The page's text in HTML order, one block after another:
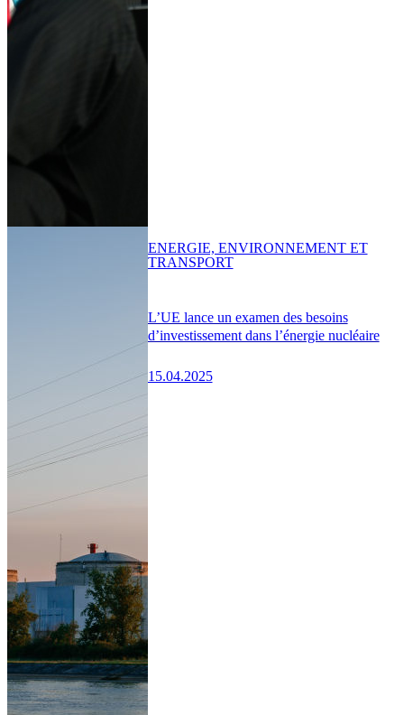
L’UE lance un examen des besoins
d’investissement dans l’énergie nucléaire
15.04.2025
ENERGIE, ENVIRONNEMENT ET
TRANSPORT